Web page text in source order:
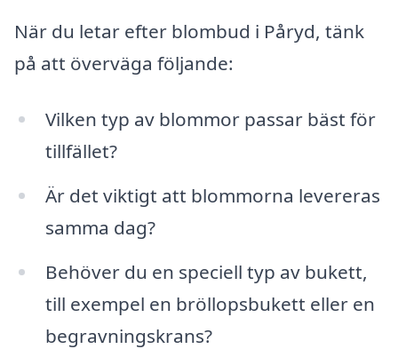
När du letar efter blombud i Påryd, tänk
på att överväga följande:
Vilken typ av blommor passar bäst för
tillfället?
Är det viktigt att blommorna levereras
samma dag?
Behöver du en speciell typ av bukett,
till exempel en bröllopsbukett eller en
begravningskrans?